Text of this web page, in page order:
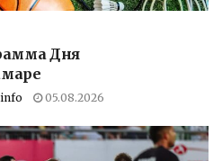
Дня
05.08.2026